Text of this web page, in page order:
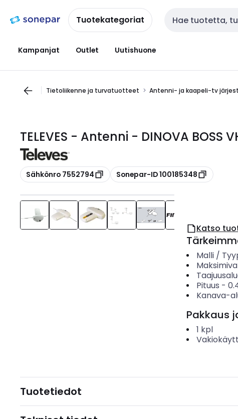
navigointiinsisältöönTuotekategoriat Haku
Kampanjat Outlet Uutishuone
Tietoliikenne ja turvatuotteet Antenni- ja kaapeli-tv
TELEVES - Antenni - DINOVA BOSS
Kopioi
Sähkönro 7552794 Kopioi
Sonepar-ID 100185348
Katso
Malli /
Pituus -
Kanava-
Pakkaus
1 kpl
Tuotetiedot